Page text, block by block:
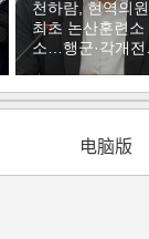
천하람, 현역의원
최초 논산훈련소
소…행군·각개전
电脑版